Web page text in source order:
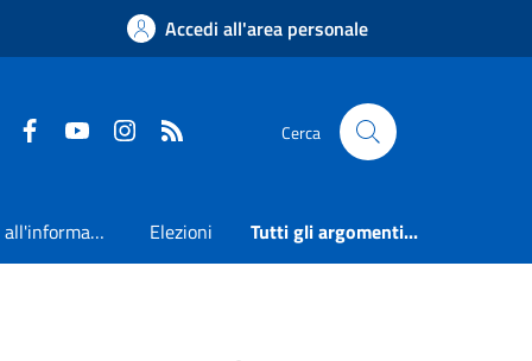
Accedi all'area personale
FaceboookYoutubeInstagram Cerca
Accesso all'informazione Elezioni Tutti gli argomenti...